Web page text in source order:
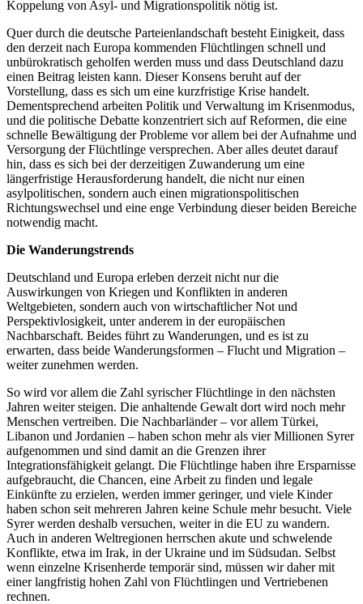
Koppelung von Asyl- und Migrationspolitik nötig ist.
Quer durch die deutsche Parteienlandschaft besteht Einigkeit, dass
den derzeit nach Europa kommenden Flüchtlingen schnell und
unbürokratisch geholfen werden muss und dass Deutschland dazu
einen Beitrag leisten kann. Dieser Konsens beruht auf der
Vorstellung, dass es sich um eine kurzfristige Krise handelt.
Dementsprechend arbeiten Politik und Verwaltung im Krisenmodus,
und die politische Debatte konzentriert sich auf Reformen, die eine
schnelle Bewältigung der Probleme vor allem bei der Aufnahme und
Versorgung der Flüchtlinge versprechen. Aber alles deutet darauf
hin, dass es sich bei der derzeitigen Zuwanderung um eine
längerfristige Herausforderung handelt, die nicht nur einen
asylpolitischen, sondern auch einen migrationspolitischen
Richtungswechsel und eine enge Verbindung dieser beiden Bereiche
notwendig macht.
Die Wanderungstrends
Deutschland und Europa erleben derzeit nicht nur die
Auswirkungen von Kriegen und Konflikten in anderen
Weltgebieten, sondern auch von wirtschaftlicher Not und
Perspektivlosigkeit, unter anderem in der europäischen
Nachbarschaft. Beides führt zu Wanderungen, und es ist zu
erwarten, dass beide Wanderungsformen – Flucht und Migration –
weiter zunehmen werden.
So wird vor allem die Zahl syrischer Flüchtlinge in den nächsten
Jahren weiter steigen. Die anhaltende Gewalt dort wird noch mehr
Menschen vertreiben. Die Nachbarländer – vor allem Türkei,
Libanon und Jordanien – haben schon mehr als vier Millionen Syrer
aufgenommen und sind damit an die Grenzen ihrer
Integrationsfähigkeit gelangt. Die Flüchtlinge haben ihre Ersparnisse
aufgebraucht, die Chancen, eine Arbeit zu finden und legale
Einkünfte zu erzielen, werden immer geringer, und viele Kinder
haben schon seit mehreren Jahren keine Schule mehr besucht. Viele
Syrer werden deshalb versuchen, weiter in die EU zu wandern.
Auch in anderen Weltregionen herrschen akute und schwelende
Konflikte, etwa im Irak, in der Ukraine und im Südsudan. Selbst
wenn einzelne Krisenherde temporär sind, müssen wir daher mit
einer langfristig hohen Zahl von Flüchtlingen und Vertriebenen
rechnen.